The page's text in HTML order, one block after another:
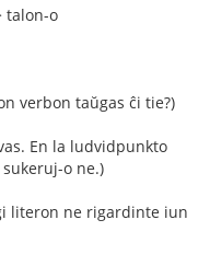
talon-o
verbon taŭgas ĉi tie?)
En la ludvidpunkto
o ne.)
literon ne rigardinte iun